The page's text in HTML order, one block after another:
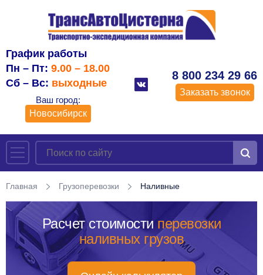
График работы
Пн – Пт: 9.00 – 18.00
Сб – Вс: выходные
Ваш город:
Новосибирск
8 800 234 29 66
Заказать звонок
Главная Грузоперевозки Наливные
Расчет стоимости перевозки
наливных грузов